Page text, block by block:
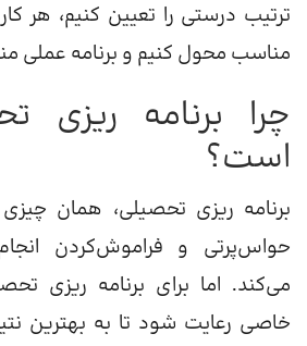
ترتیب درستی را تعیین کنیم، هر
مناسب محول کنیم و برنامه عملی
چرا برنامه ریزی
است؟
برنامه ریزی تحصیلی، همان
حواس‌پرتی و فراموش‌کردن
می‌کند. اما برای برنامه ریزی
خاصی رعایت شود تا به بهترین